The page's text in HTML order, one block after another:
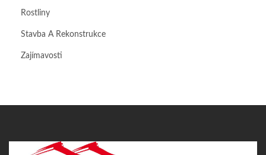
Rostliny
Stavba A Rekonstrukce
Zajímavosti